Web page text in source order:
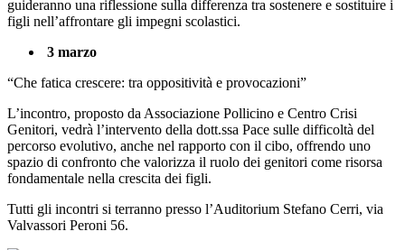
guideranno una riflessione sulla differenza tra sostenere e sostituire i
figli nell’affrontare gli impegni scolastici.
3 marzo
“Che fatica crescere: tra oppositività e provocazioni”
L’incontro, proposto da Associazione Pollicino e Centro Crisi
Genitori, vedrà l’intervento della dott.ssa Pace sulle difficoltà del
percorso evolutivo, anche nel rapporto con il cibo, offrendo uno
spazio di confronto che valorizza il ruolo dei genitori come risorsa
fondamentale nella crescita dei figli.
Tutti gli incontri si terranno presso l’Auditorium Stefano Cerri, via
Valvassori Peroni 56.